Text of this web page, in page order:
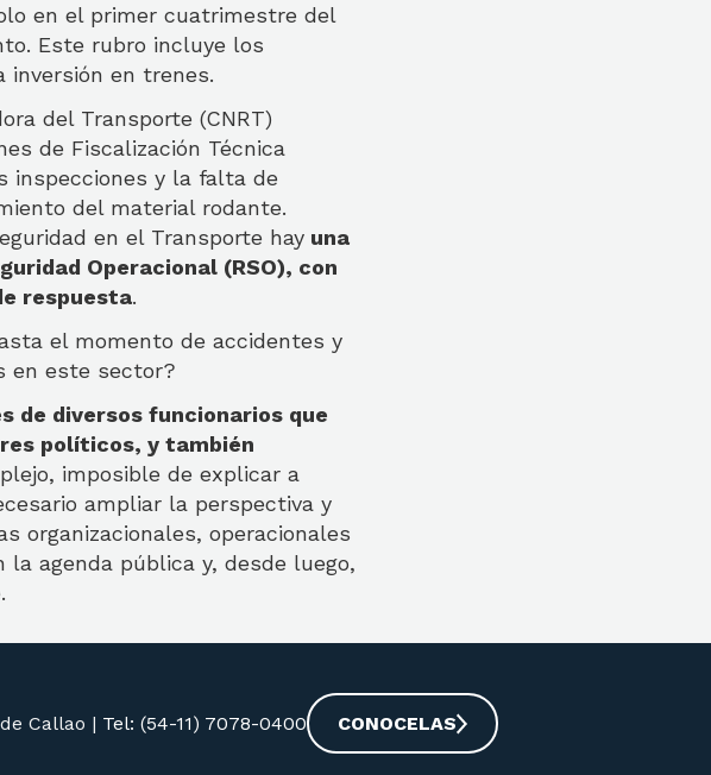
en el primer cuatrimestre del
Este rubro incluye los
inversión en trenes.
del Transporte (CNRT)
de Fiscalización Técnica
inspecciones y la falta de
del material rodante.
en el Transporte hay una
Operacional (RSO), con
respuesta.
el momento de accidentes y
en este sector?
de diversos funcionarios que
políticos, y también
imposible de explicar a
ampliar la perspectiva y
organizacionales, operacionales
agenda pública y, desde luego,
Callao | Tel: (54-11) 7078-0400 CONOCELAS